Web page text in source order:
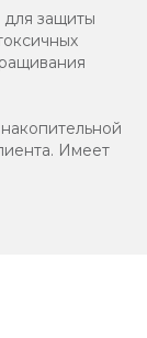
для защиты
Имеет